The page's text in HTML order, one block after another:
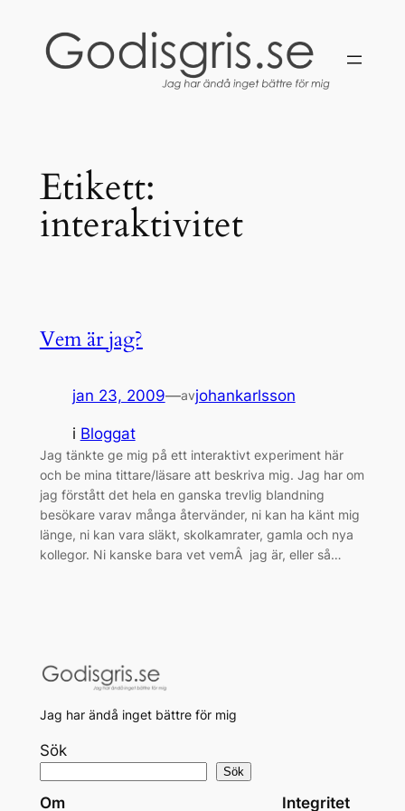
innehåll
Etikett:
interaktivitet
Vem är jag?
jan 23, 2009—avjohankarlsson
i Bloggat
Jag tänkte ge mig på ett interaktivt experiment här
och be mina tittare/läsare att beskriva mig. Jag har om
jag förstått det hela en ganska trevlig blandning
besökare varav många återvänder, ni kan ha känt mig
länge, ni kan vara släkt, skolkamrater, gamla och nya
kollegor. Ni kanske bara vet vemÂ jag är, eller så…
Jag har ändå inget bättre för mig
Sök
Sök
Om Integritet